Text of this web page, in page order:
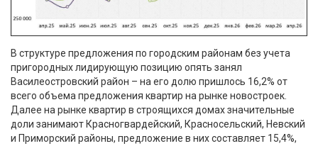
В структуре предложения по городским районам без учета
пригородных лидирующую позицию опять занял
Василеостровский район – на его долю пришлось 16,2% от
всего объема предложения квартир на рынке новостроек.
Далее на рынке квартир в строящихся домах значительные
доли занимают Красногвардейский, Красносельский, Невский
и Приморский районы, предложение в них составляет 15,4%,